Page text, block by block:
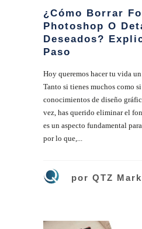
¿Cómo Borrar
Photoshop O
Deseados?
Paso
Hoy queremos hacer tu vida
Tanto si tienes muchos como
conocimientos de diseño
vez, has querido eliminar el
es un aspecto fundamental
por lo que,...
por QTZ